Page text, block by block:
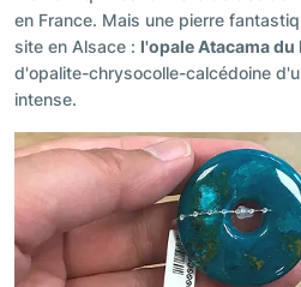
en France. Mais une pierre
site en Alsace : l'opale Atacama du
d'opalite-chrysocolle-calcédoine
intense.